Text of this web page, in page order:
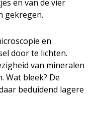
en van de vier
gekregen.
en
door te lichten.
van mineralen
Wat bleek? De
beduidend lagere